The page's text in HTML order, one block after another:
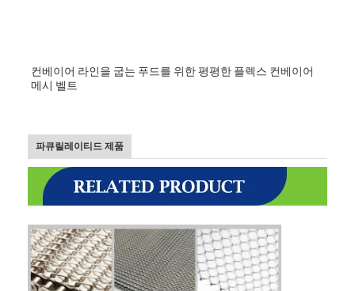
컨베이어 라인을 굽는 푸드를 위한 평평한 플렉스 컨베이어
메시 벨트
파큐릴레이티드 제품